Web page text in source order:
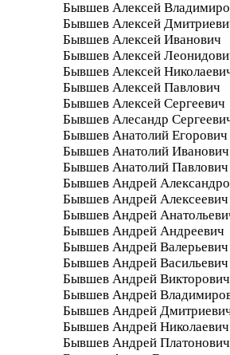
Бывшев Алексей
Бывшев Алексей
Бывшев Алексей Иванович
Бывшев Алексей
Бывшев Алексей
Бывшев Алексей Павлович
Бывшев Алексей Сергеевич
Бывшев Алесандр
Бывшев Анатолий Егорович
Бывшев Анатолий Иванович
Бывшев Анатолий Павлович
Бывшев Андрей
Бывшев Андрей Алексеевич
Бывшев Андрей
Бывшев Андрей Андреевич
Бывшев Андрей Валерьевич
Бывшев Андрей Васильевич
Бывшев Андрей Викторович
Бывшев Андрей
Бывшев Андрей
Бывшев Андрей Николаевич
Бывшев Андрей Платонович